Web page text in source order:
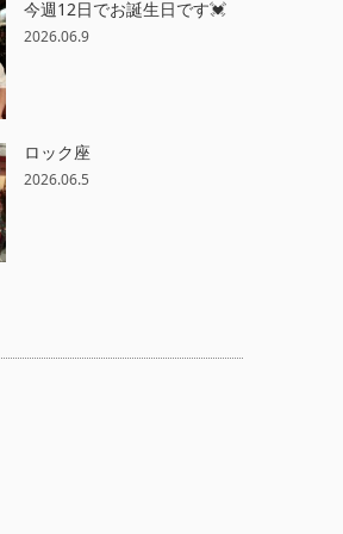
今週12日でお誕生日です💓
2026.06.9
ロック座
2026.06.5